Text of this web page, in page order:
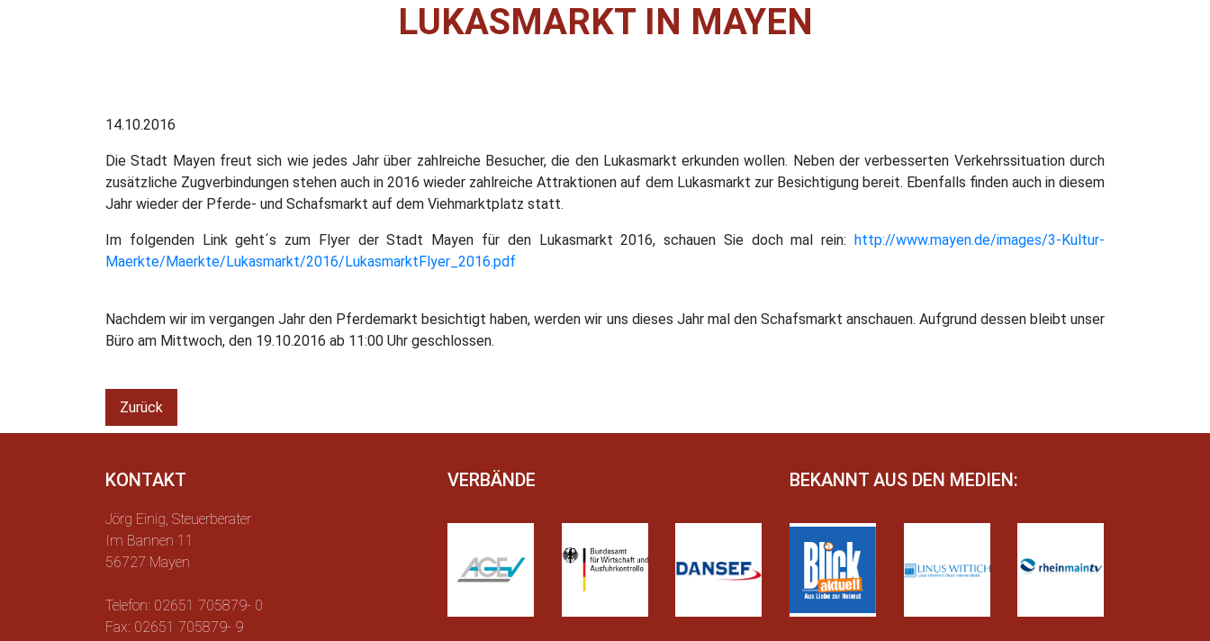
LUKASMARKT IN MAYEN
14.10.2016
Die Stadt Mayen freut sich wie jedes Jahr über zahlreiche Besucher, die den Lukasmarkt erkunden wollen. Neben der verbesserten Verkehrssituation durch
zusätzliche Zugverbindungen stehen auch in 2016 wieder zahlreiche Attraktionen auf dem Lukasmarkt zur Besichtigung bereit. Ebenfalls finden auch in diesem
Jahr wieder der Pferde- und Schafsmarkt auf dem Viehmarktplatz statt.
Im folgenden Link geht´s zum Flyer der Stadt Mayen für den Lukasmarkt 2016, schauen Sie doch mal rein: http://www.mayen.de/images/3-Kultur-
Maerkte/Maerkte/Lukasmarkt/2016/LukasmarktFlyer_2016.pdf
Nachdem wir im vergangen Jahr den Pferdemarkt besichtigt haben, werden wir uns dieses Jahr mal den Schafsmarkt anschauen. Aufgrund dessen bleibt unser
Büro am Mittwoch, den 19.10.2016 ab 11:00 Uhr geschlossen.
Zurück
KONTAKT
Jörg Einig, Steuerberater
Im Bannen 11
56727 Mayen
Telefon: 02651 705879- 0
Fax: 02651 705879- 9
VERBÄNDE BEKANNT AUS DEN MEDIEN: